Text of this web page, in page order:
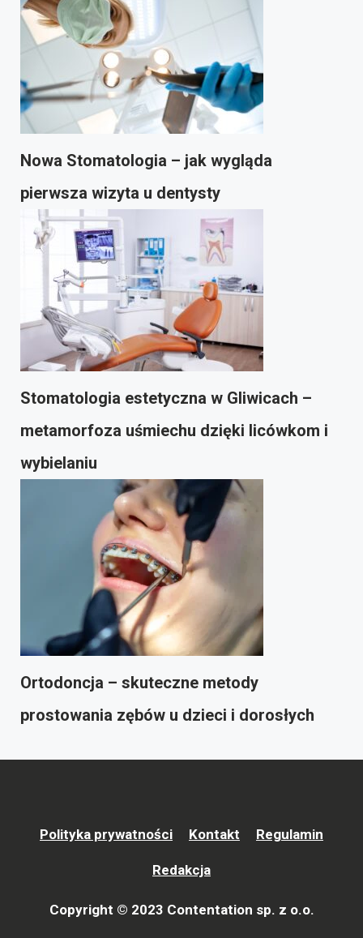
Nowa Stomatologia – jak wygląda
pierwsza wizyta u dentysty
Stomatologia estetyczna w Gliwicach –
metamorfoza uśmiechu dzięki licówkom i
wybielaniu
Ortodoncja – skuteczne metody
prostowania zębów u dzieci i dorosłych
Polityka prywatności Kontakt Regulamin
Redakcja
Copyright © 2023 Contentation sp. z o.o.